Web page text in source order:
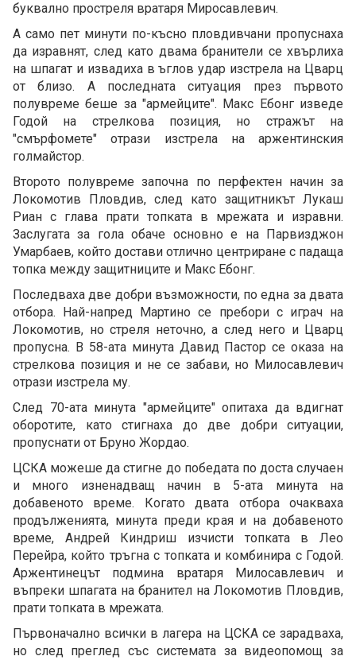
буквално простреля вратаря Миросавлевич.
А само пет минути по-късно пловдивчани пропуснаха
да изравнят, след като двама бранители се хвърлиха
на шпагат и извадиха в ъглов удар изстрела на Цварц
от близо. А последната ситуация през първото
полувреме беше за "армейците". Макс Ебонг изведе
Годой на стрелкова позиция, но стражът на
"смърфомете" отрази изстрела на аржентинския
голмайстор.
Второто полувреме започна по перфектен начин за
Локомотив Пловдив, след като защитникът Лукаш
Риан с глава прати топката в мрежата и изравни.
Заслугата за гола обаче основно е на Парвизджон
Умарбаев, който достави отлично центриране с падаща
топка между защитниците и Макс Ебонг.
Последваха две добри възможности, по една за двата
отбора. Най-напред Мартино се пребори с играч на
Локомотив, но стреля неточно, а след него и Цварц
пропусна. В 58-ата минута Давид Пастор се оказа на
стрелкова позиция и не се забави, но Милосавлевич
отрази изстрела му.
След 70-ата минута "армейците" опитаха да вдигнат
оборотите, като стигнаха до две добри ситуации,
пропуснати от Бруно Жордао.
ЦСКА можеше да стигне до победата по доста случаен
и много изненадващ начин в 5-ата минута на
добавеното време. Когато двата отбора очакваха
продълженията, минута преди края и на добавеното
време, Андрей Киндриш изчисти топката в Лео
Перейра, който тръгна с топката и комбинира с Годой.
Аржентинецът подмина вратаря Милосавлевич и
въпреки шпагата на бранител на Локомотив Пловдив,
прати топката в мрежата.
Първоначално всички в лагера на ЦСКА се зарадваха,
но след преглед със системата за видеопомощ за